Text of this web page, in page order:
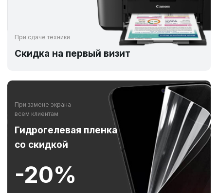
При сдаче техники
Скидка на первый визит
При замене экрана
всем клиентам
Гидрогелевая пленка
со скидкой
-20%